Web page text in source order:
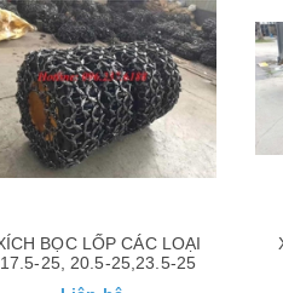
Xem nhanh
XÍCH BỌC LỐP 1200-24